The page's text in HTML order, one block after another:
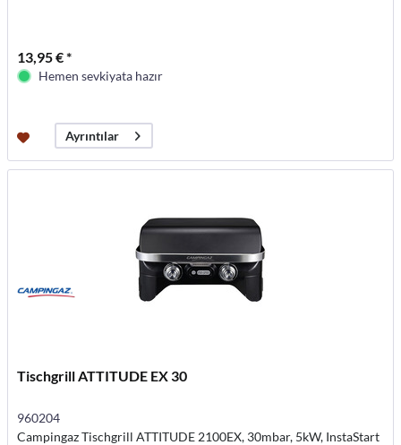
13,95 € *
Hemen sevkiyata hazır
Ayrıntılar
Tischgrill ATTITUDE EX 30
960204
Campingaz Tischgrill ATTITUDE 2100EX, 30mbar, 5kW, InstaStart